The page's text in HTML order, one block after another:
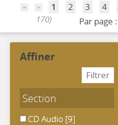
1 2 3 4
170)
Par page :
affiner
Section
CD Audio
CD Audio [9]